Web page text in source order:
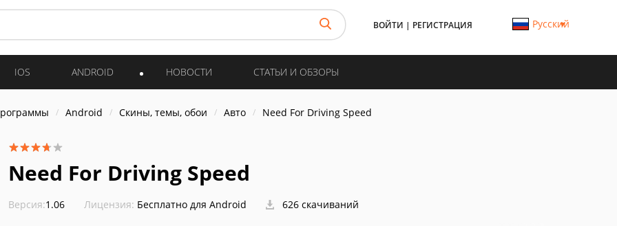
ВОЙТИ | РЕГИСТРАЦИЯ Русский
IOS ANDROID НОВОСТИ СТАТЬИ И ОБЗОРЫ
Android Скины, темы, обои Авто Need For Driving Speed
Need For Driving Speed
Версия:1.06 Лицензия: Бесплатно для Android 626 скачиваний